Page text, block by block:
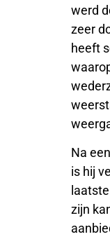
werd
zeer
heeft
Na
is hij
zijn